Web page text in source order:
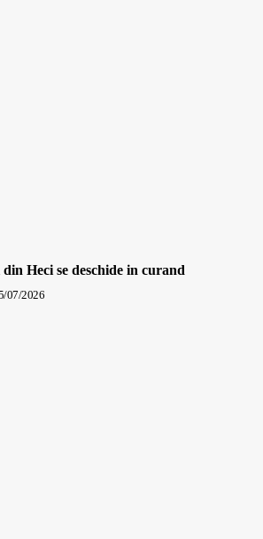
Heci se deschide in curand
07/2026